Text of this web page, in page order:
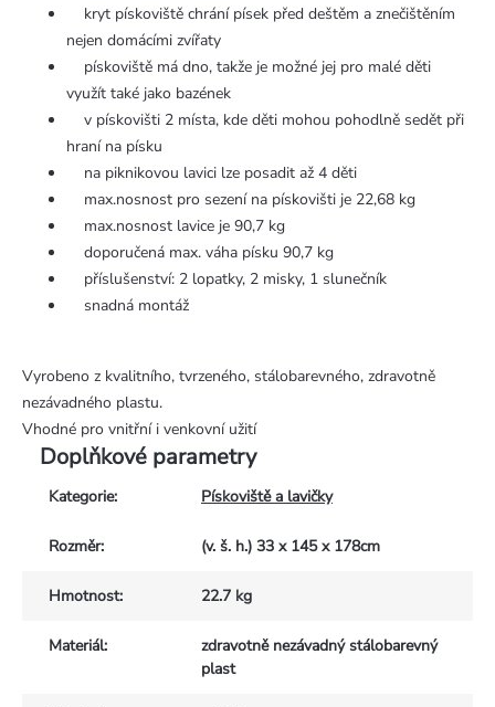
kryt pískoviště chrání písek před deštěm a znečištěním
nejen domácími zvířaty
pískoviště má dno, takže je možné jej pro malé děti
využít také jako bazének
v pískovišti 2 místa, kde děti mohou pohodlně sedět při
hraní na písku
na piknikovou lavici lze posadit až 4 děti
max.nosnost pro sezení na pískovišti je 22,68 kg
max.nosnost lavice je 90,7 kg
doporučená max. váha písku 90,7 kg
příslušenství: 2 lopatky, 2 misky, 1 slunečník
snadná montáž
Vyrobeno z kvalitního, tvrzeného, stálobarevného, zdravotně
nezávadného plastu.
Vhodné pro vnitřní i venkovní užití
Doplňkové parametry
Kategorie: Pískoviště a lavičky
Rozměr: (v. š. h.) 33 x 145 x 178cm
Hmotnost: 22.7 kg
Materiál:
zdravotně nezávadný stálobarevný
plast